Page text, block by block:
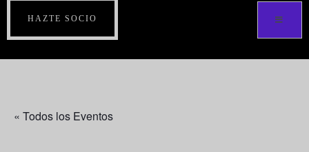
HAZTE SOCIO
« Todos los Eventos